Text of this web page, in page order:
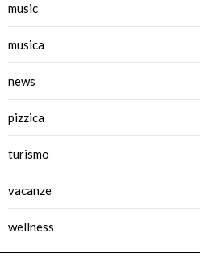
music
musica
news
pizzica
turismo
vacanze
wellness